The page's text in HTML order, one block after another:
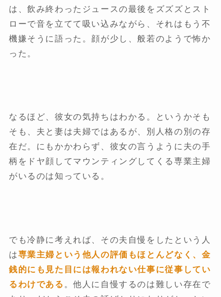
は、飲み終わったジュースの最後をズズズとスト
ローで音を立てて吸い込みながら、それはもう不
機嫌そうに語った。顔が少し、般若のようで怖か
った。
なるほど、彼女の気持ちはわかる。というかそも
そも、夫と妻は夫婦ではあるが、別人格の別の存
在だ。にもかかわらず、彼女の言うように夫の手
柄をドヤ顔してマウンティングしてくる専業主婦
がいるのは知っている。
でも冷静に考えれば、その夫自慢をしたという人
は専業主婦という他人の評価もほとんどなく、金
銭的にも見た目には報われない仕事に従事してい
るわけである 。他人に自慢するのは難しい存在で